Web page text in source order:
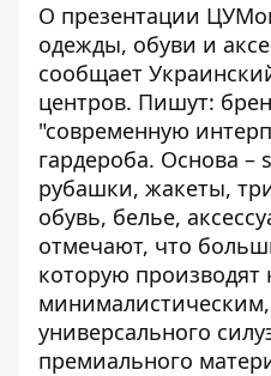
О презентации
одежды, обуви и
сообщает
центров. Пишут:
"современную
гардероба. Основа –
рубашки, жакеты,
обувь, белье,
отмечают, что
которую производят
универсального
премиального